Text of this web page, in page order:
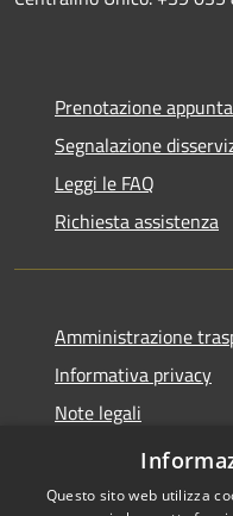
Prenotazione
Segnalazione
Leggi le FAQ
Richiesta assistenza
Amministrazione
Informativa privacy
Note legali
Dichiarazione di
Questo sito web utilizza